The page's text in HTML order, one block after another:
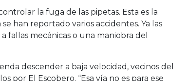
la fuga de las pipetas. Esta es la
han reportado varios accidentes. Ya las
fallas mecánicas o una maniobra del
descender a baja velocidad, vecinos del
por El Escobero. “Esa vía no es para ese